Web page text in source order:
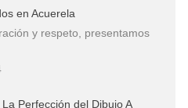
en Acuerela
y respeto, presentamos
Perfección del Dibujo A